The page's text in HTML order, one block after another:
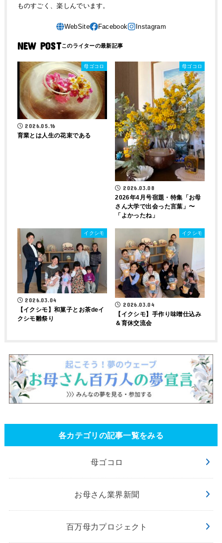
ものすごく、楽しんでいます。
NEW POST
母ゴコロ
2026.05.16
育業とは人生の花束である
母ゴコロ
2026.03.08
2026年4月号宿題・特集「お母
さん大学で出会った言葉」〜
「よかったね」
イクシモ
2026.03.04
【イクシモ】和菓子とお茶deイ
クシモ雛祭り
イクシモ
2026.03.04
【イクシモ】手作り味噌仕込み
＆育休交流会
各カテゴリの記事一覧をみる
母ゴコロ
お母さん業界新聞
百万母力プロジェクト